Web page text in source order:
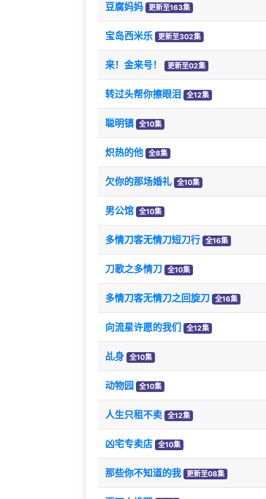
豆腐妈妈 更新至163集
宝岛西米乐 更新至302集
来！金来号！ 更新至02集
转过头帮你擦眼泪 全12集
聪明镇 全10集
炽热的他 全8集
欠你的那场婚礼 全10集
男公馆 全10集
多情刀客无情刀短刀行 全16集
刀歌之多情刀 全10集
多情刀客无情刀之回旋刀 全16集
向流星许愿的我们 全12集
乩身 全10集
动物园 全10集
人生只租不卖 全12集
凶宅专卖店 全10集
那些你不知道的我 更新至08集